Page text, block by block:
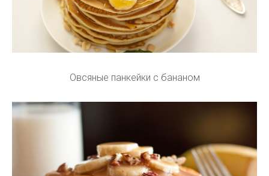
Овсяные панкейки с бананом